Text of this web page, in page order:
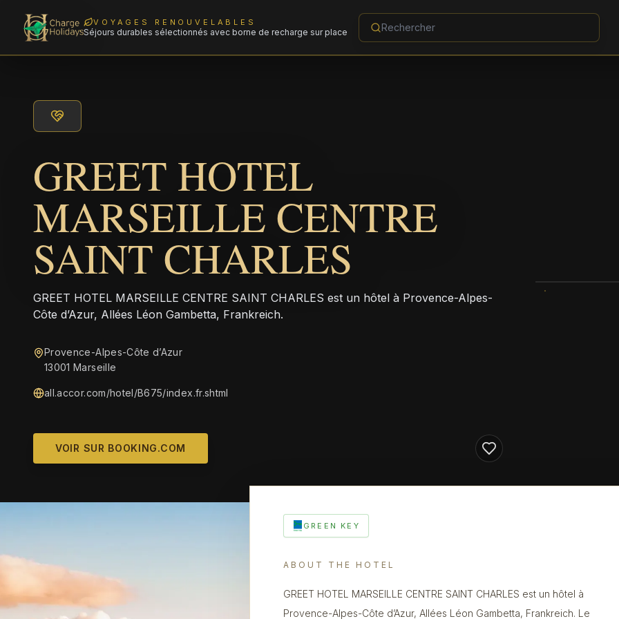
VOYAGES RENOUVELABLES
Séjours durables sélectionnés avec borne de recharge sur place
GREET HOTEL
MARSEILLE CENTRE
SAINT CHARLES
GREET HOTEL MARSEILLE CENTRE SAINT CHARLES est un hôtel à Provence-Alpes-
Côte d’Azur, Allées Léon Gambetta, Frankreich.
Provence-Alpes-Côte d’Azur
13001 Marseille
all.accor.com/hotel/B675/index.fr.shtml
VOIR SUR BOOKING.COM
GREEN KEY
ABOUT THE HOTEL
GREET HOTEL MARSEILLE CENTRE SAINT CHARLES est un hôtel à
Provence-Alpes-Côte d’Azur, Allées Léon Gambetta, Frankreich. Le